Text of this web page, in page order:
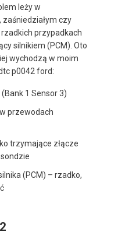
leży w
czy
przypadkach
silnikiem (PCM). Oto
wychodzą w moim
p0042 ford:
1 Sensor 3)
przewodach
trzymające złącze
(PCM) – rzadko,